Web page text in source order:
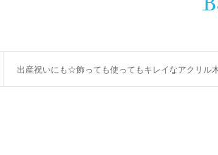
出産祝いにも☆飾っても使ってもキレイなアクリル